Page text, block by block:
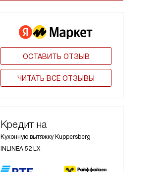
ОСТАВИТЬ ОТЗЫВ
ЧИТАТЬ ВСЕ ОТЗЫВЫ
Кредит на
Кухонную вытяжку Kuppersberg
INLINEA 52 LX